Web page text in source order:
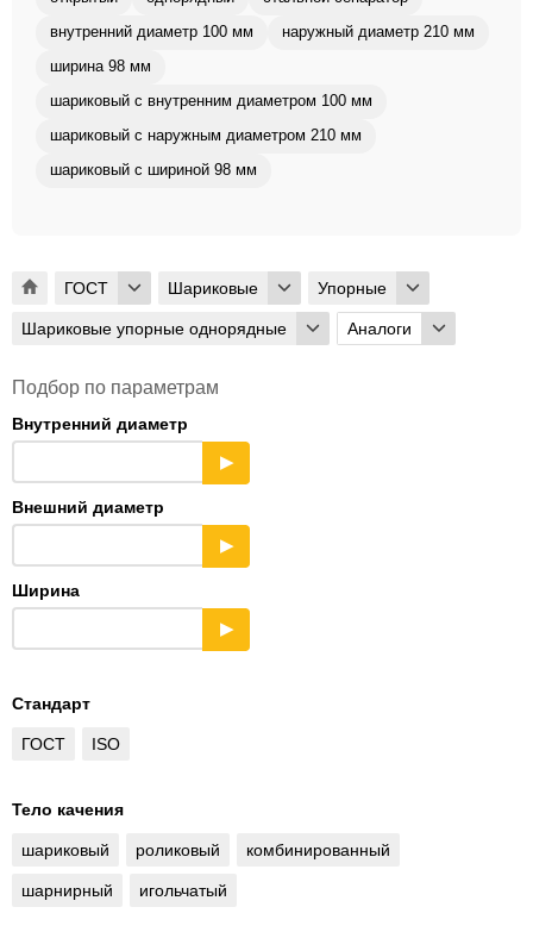
внутренний диаметр 100 мм наружный диаметр 210 мм
ширина 98 мм
шариковый с внутренним диаметром 100 мм
шариковый с наружным диаметром 210 мм
шариковый с шириной 98 мм
ГОСТ Шариковые Упорные
Шариковые упорные однорядные Аналоги
Подбор по параметрам
Внутренний диаметр
▶
Внешний диаметр
▶
Ширина
▶
Стандарт
ГОСТ ISO
Тело качения
шариковый роликовый комбинированный
шарнирный игольчатый